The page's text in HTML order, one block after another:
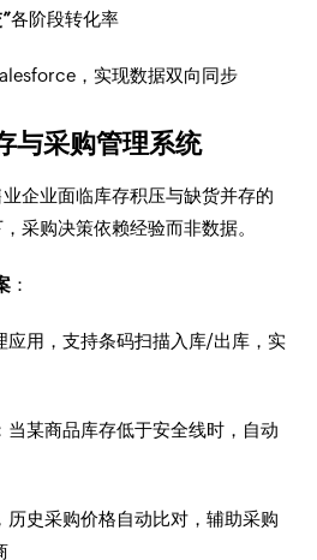
各阶段转化率
，实现数据双向同步
与采购管理系统
业企业面临库存积压与缺货并存的
采购决策依赖经验而非数据。
：
应用，支持条码扫描入库/出库，实
当某商品库存低于安全线时，自动
历史采购价格自动比对，辅助采购